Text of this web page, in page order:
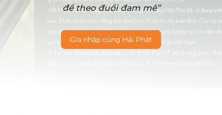
để theo đuổi đam mê”
Gia nhập cùng Hải Phát